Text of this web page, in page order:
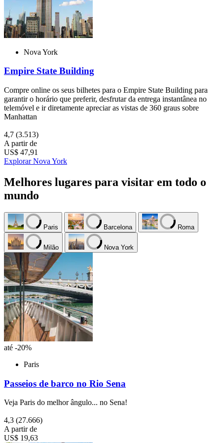
Nova York
Empire State Building
Compre online os seus bilhetes para o Empire State Building para
garantir o horário que preferir, desfrutar da entrega instantânea no
telemóvel e ir diretamente apreciar as vistas de 360 graus sobre
Manhattan
4,7 (3.513)
A partir de
US$ 47,91
Explorar Nova York
Melhores lugares para visitar em todo o
mundo
Paris Barcelona Roma
Milão Nova York
até -20%
Paris
Passeios de barco no Rio Sena
Veja Paris do melhor ângulo... no Sena!
4,3 (27.666)
A partir de
US$ 19,63